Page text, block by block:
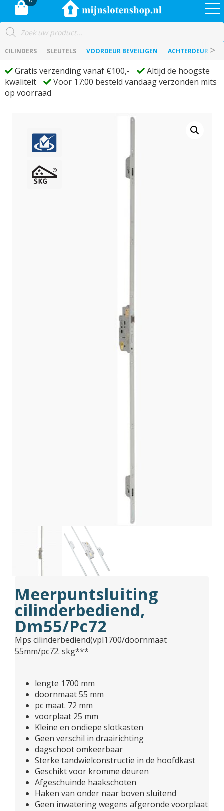
Producten
zoeken
CILINDERS SLEUTELS VOORDEUR BEVEILIGEN ACHTERDEUR
Gratis verzending vanaf €100,-
Altijd de hoogste
kwaliteit
Voor 17:00 besteld vandaag verzonden mits
op voorraad
Meerpuntsluiting
cilinderbediend,
Dm55/Pc72
Mps cilinderbediend(vpl1700/doornmaat
55mm/pc72. skg***
lengte 1700 mm
doornmaat 55 mm
pc maat. 72 mm
voorplaat 25 mm
Kleine en ondiepe slotkasten
Geen verschil in draairichting
dagschoot omkeerbaar
Sterke tandwielconstructie in de hoofdkast
Geschikt voor kromme deuren
Afgeschuinde haakschoten
Haken van onder naar boven sluitend
Geen inwatering wegens afgeronde voorplaat